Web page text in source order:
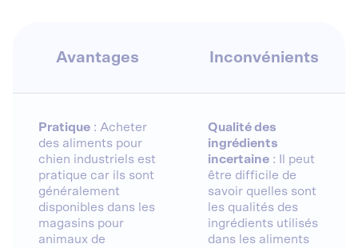
Avantages Inconvénients
Pratique : Acheter
des aliments pour
chien industriels est
pratique car ils sont
généralement
disponibles dans les
magasins pour
animaux de
Qualité des
ingrédients
incertaine : Il peut
être difficile de
savoir quelles sont
les qualités des
ingrédients utilisés
dans les aliments